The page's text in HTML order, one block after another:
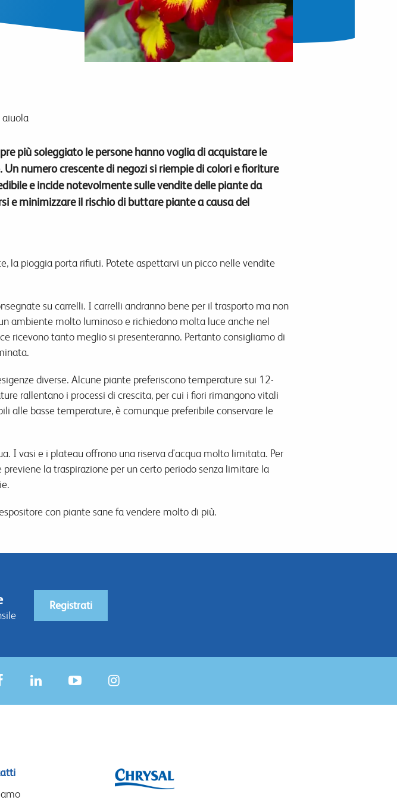
più soleggiato le persone hanno voglia di acquistare le
numero crescente di negozi si riempie di colori e fioriture
e incide notevolmente sulle vendite delle piante da
e minimizzare il rischio di buttare piante a causa del
la pioggia porta rifiuti. Potete aspettarvi un picco nelle vendite
su carrelli. I carrelli andranno bene per il trasporto ma non
ambiente molto luminoso e richiedono molta luce anche nel
ricevono tanto meglio si presenteranno. Pertanto consigliamo di
diverse. Alcune piante preferiscono temperature sui 12-
rallentano i processi di crescita, per cui i fiori rimangono vitali
alle basse temperature, è comunque preferibile conservare le
I vasi e i plateau offrono una riserva d'acqua molto limitata. Per
previene la traspirazione per un certo periodo senza limitare la
con piante sane fa vendere molto di più.
Registrati